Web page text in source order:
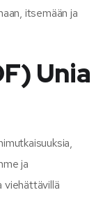
itsemään ja
Unia
ja
viehättävillä